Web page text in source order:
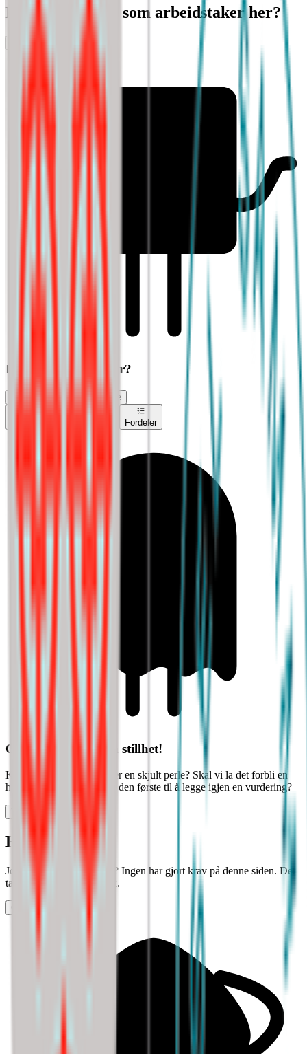
Har du erfaring som arbeidstaker her?
Har du søkt jobb her?
Vurder jobbsøkeropplevelse
Fordeler
Oi, her var det klein stillhet!
Kanskje denne bedriften er en skjult perle? Skal vi la det forbli en
hemmelighet, eller blir du den første til å legge igjen en vurdering?
Vurder arbeidsplass
Halloooooo?
Jobber det noen her, eller? Ingen har gjort krav på denne siden. Det
tar bare noen få tastetrykk.
Gjør krav på siden